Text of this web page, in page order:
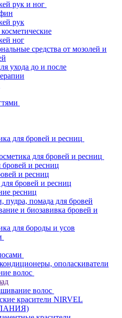
рук и ног
рук
ног
средства от мозолей и
ухода до и после
для бровей и ресниц
для бровей и ресниц
бровей и ресниц
и ресниц
бровей и ресниц
ресниц
пудра, помада для бровей
и биозавивка бровей и
для бороды и усов
ополаскиватели
волос
волос
красители NIRVEL